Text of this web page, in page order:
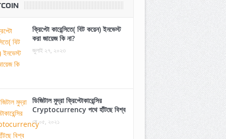
ক্রিপ্টো কারেন্সিতে( বিট কয়েন) ইনভেস্ট
করা জায়েজ কি না?
জুলাই ২৭, ২০২৩
ডিজিটাল মুদ্রা ক্রিপ্টোকারেন্সির
Cryptocurrency পথে হাঁটছে বিশ্ব
মে ০৫, ২০২১